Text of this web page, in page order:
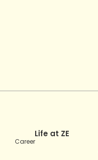
Life at ZE
Career